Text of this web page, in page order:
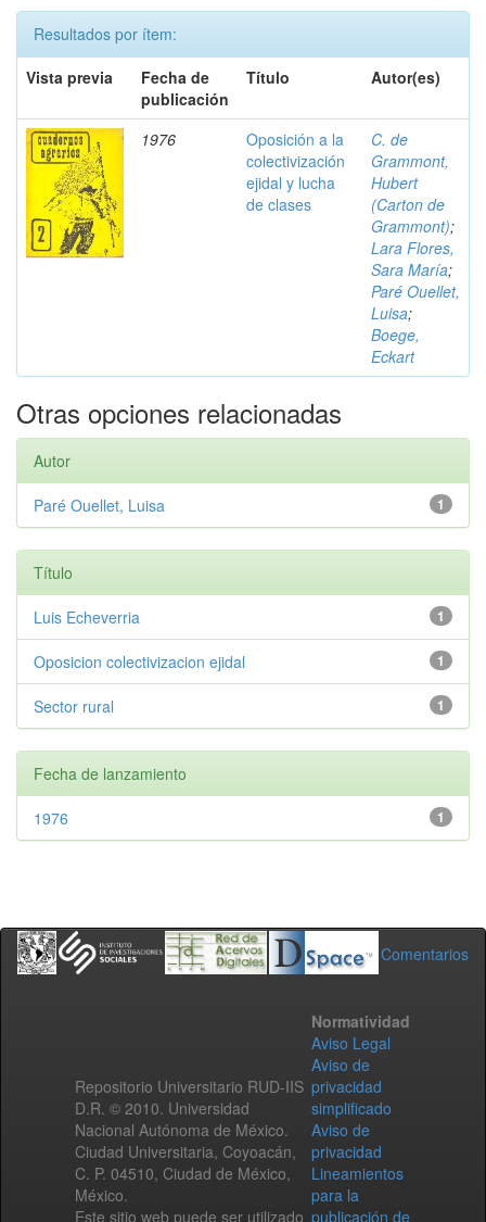
Resultados por ítem:
Vista previa
Fecha de
publicación
Título Autor(es)
1976
Oposición a la
colectivización
ejidal y lucha
de clases
C. de
Grammont,
Hubert
(Carton de
Grammont);
Lara Flores,
Sara María;
Paré Ouellet,
Luisa;
Boege,
Eckart
Otras opciones relacionadas
Autor
1
Paré Ouellet, Luisa
Título
1
Luis Echeverria
1
Oposicion colectivizacion ejidal
1
Sector rural
Fecha de lanzamiento
1
1976
Comentarios
Repositorio Universitario RUD-IIS
D.R. © 2010. Universidad
Nacional Autónoma de México.
Ciudad Universitaria, Coyoacán,
C. P. 04510, Ciudad de México,
México.
Este sitio web puede ser utilizado
Normatividad
Aviso Legal
Aviso de
privacidad
simplificado
Aviso de
privacidad
Lineamientos
para la
publicación de